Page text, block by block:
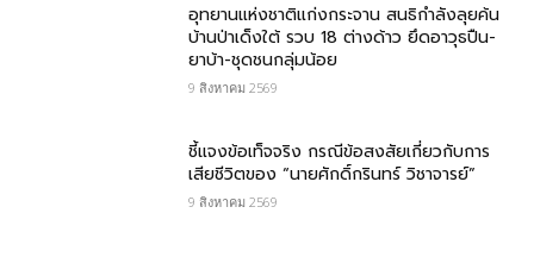
อุทยานแห่งชาติแก่งกระจาน สนธิกำลังลุยค้น
บ้านป่าเด็งใต้ รวบ 18 ต่างด้าว ยึดอาวุธปืน-
ยาบ้า-ชุดชนกลุ่มน้อย
9 สิงหาคม 2569
ชี้แจงข้อเท็จจริง กรณีข้อสงสัยเกี่ยวกับการ
เสียชีวิตของ “นายศักดิ์กรินทร์ วิชาจารย์”
9 สิงหาคม 2569